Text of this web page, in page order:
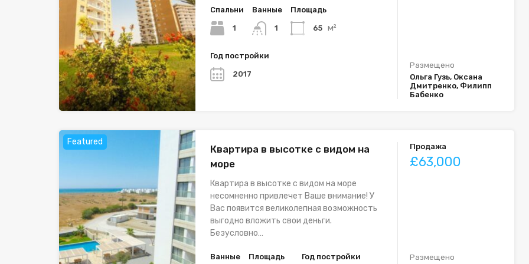
Спальни
1
Ванные
1
Площадь
65 м²
Год постройки
2017
Размещено
Ольга Гузь, Оксана
Дмитренко, Филипп
Бабенко
Featured
Квартира в высотке с видом на
море
Квартира в высотке с видом на море
несомненно привлечет Ваше внимание! У
Вас появится великолепная возможность
выгодно вложить свои деньги.
Безусловно…
Ванные Площадь Год постройки
Продажа
£63,000
Размещено